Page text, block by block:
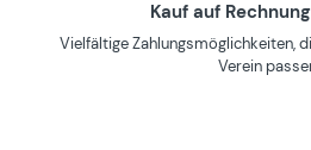
Kauf auf
Vielfältige Zahlungsmöglichkeiten,
Verein